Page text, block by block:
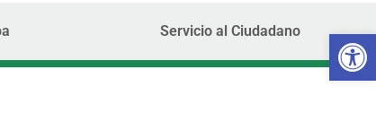
Servicio al Ciudadano